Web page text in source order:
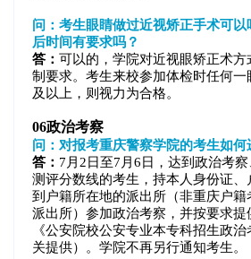
问：考生眼睛做过近视矫正手术可
后时间有要求吗？
答： 可以的，学院对近视眼矫正术方
制要求。考生来校参加体检时任何一
及以上，则视力为合格。
06政治考察
问：对报考重庆警察学院的考生如何
答： 7月2日至7月6日，达到政治考
测评分数线的考生，持本人身份证、
到户籍所在地的派出所（非重庆户
派出所）参加政治考察，并按要求提
《公安院校公安专业本专科招生政
关提供）。学院不再另行通知考生。